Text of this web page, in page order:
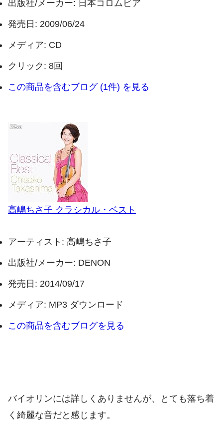
出版社/メーカー: 日本コロムビア
発売日: 2009/06/24
メディア: CD
クリック : 8回
この商品を含むブログ (1件) を見る
高嶋ちさ子 クラシカル・ベスト
アーティスト: 高嶋ちさ子
出版社/メーカー: DENON
発売日: 2014/09/17
メディア: MP3 ダウンロード
この商品を含むブログを見る
バイオリンには詳しくありませんが、とても落ち着
く綺麗な音だと感じます。